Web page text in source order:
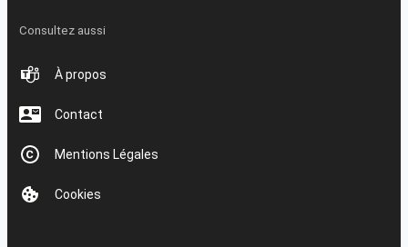
Consultez aussi
À propos
Contact
Mentions Légales
Cookies